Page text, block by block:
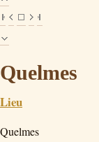
Quelmes
Lieu
Quelmes